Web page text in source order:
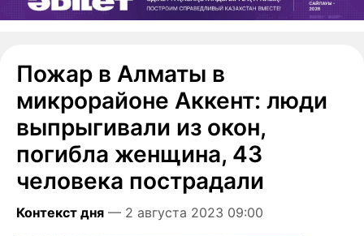
Пожар в Алматы в
микрорайоне Аккент: люди
выпрыгивали из окон,
погибла женщина, 43
человека пострадали
Контекст дня — 2 августа 2023 09:00